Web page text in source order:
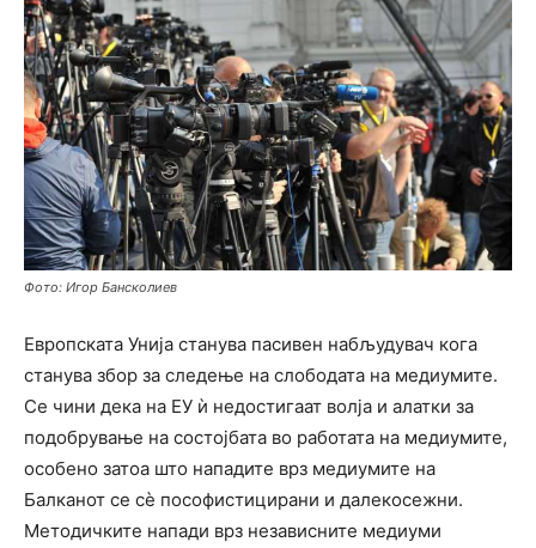
Фото: Игор Бансколиев
Европската Унија станува пасивен набљудувач кога
станува збор за следење на слободата на медиумите.
Се чини дека на ЕУ ѝ недостигаат волја и алатки за
подобрување на состојбата во работата на медиумите,
особено затоа што нападите врз медиумите на
Балканот се сѐ пософистицирани и далекосежни.
Методичките напади врз независните медиуми